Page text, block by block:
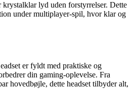
krystalklar lyd uden forstyrrelser. Dette
under multiplayer-spil, hvor klar og
er fyldt med praktiske og
din gaming-oplevelse. Fra
hovedbøjle, dette headset tilbyder alt,